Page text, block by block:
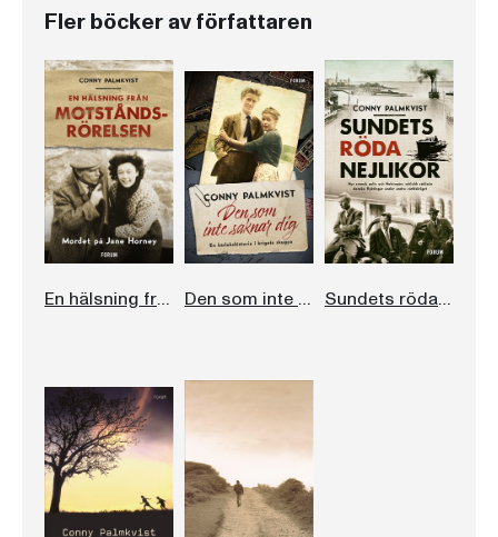
Fler böcker av författaren
En hälsning från motståndsrörelsen Den som inte saknar dig Sundets röda nejlikor